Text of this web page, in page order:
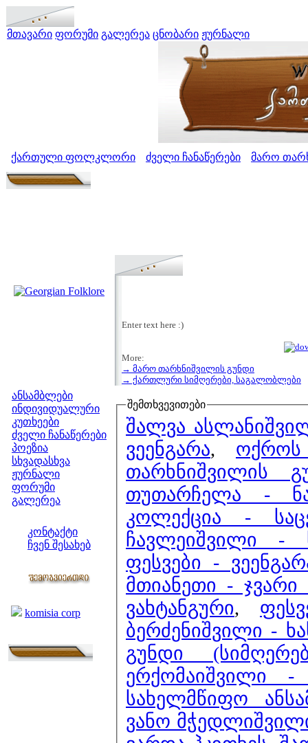
მთავარი ფორუმი გალერეა ცნობარი ჟურნალი
ქართული ფოლკლორი ძველი ჩანაწერები მარო
ანსამბლები
ინდივიდუალური
კუთხეები
ძველი ჩანაწერები
პოეზია
სხვადასხვა
ჟურნალი
ფორუმი
გალერეა
კონტაქტი
ჩვენ შესახებ
komisia corp
Enter text here :)
More:
→ მარო თარხნიშვილის გუნდი
→ ქართლური სიმღერები, საგალობლები
შემთხვევითები
შალვა
ვეენგარა,
თარხნიშვილის
თუთარჩელა -
კოლექცია -
ჩავლეიშვილი -
ფესვები -
მთიანეთი - ჯვარი
ვახტანგური,
ბერძენიშვილი -
გუნდი
ერქომაიშვილი
სახელმწიფო
ვანო